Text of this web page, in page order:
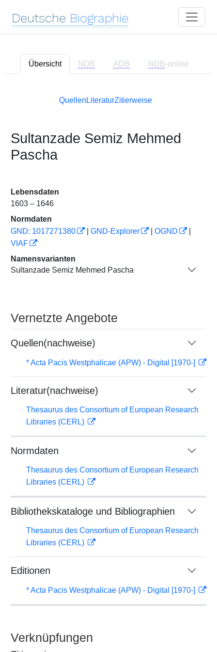
Deutsche Biographie
Übersicht NDB ADB NDB-online
Quellen LiteraturZitierweise
Sultanzade Semiz Mehmed
Pascha
Lebensdaten
1603 – 1646
Normdaten
GND: 1017271380
GND-Explorer OGND
VIAF
Namensvarianten
Sultanzade Semiz Mehmed Pascha
Vernetzte Angebote
Quellen(nachweise)
* Acta Pacis Westphalicae (APW) - Digital [1970-]
Literatur(nachweise)
Thesaurus des Consortium of European Research
Libraries (CERL)
Normdaten
Thesaurus des Consortium of European Research
Libraries (CERL)
Bibliothekskataloge und Bibliographien
Thesaurus des Consortium of European Research
Libraries (CERL)
Editionen
* Acta Pacis Westphalicae (APW) - Digital [1970-]
Verknüpfungen